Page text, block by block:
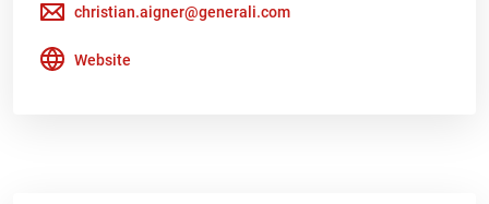
christian.aigner@generali.com
Website